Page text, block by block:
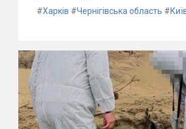
#Харків #Чернігівська область #